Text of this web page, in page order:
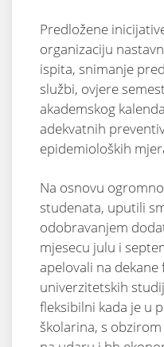
Predložene
organizaciju
ispita, snimanje
službi, ovjere
akademskog
adekvatnih
epidemioloških
Na osnovu
studenata, uputili
odobravanjem
mjesecu julu i
apelovali na
univerzitetskih
fleksibilni kada je u
školarina, s